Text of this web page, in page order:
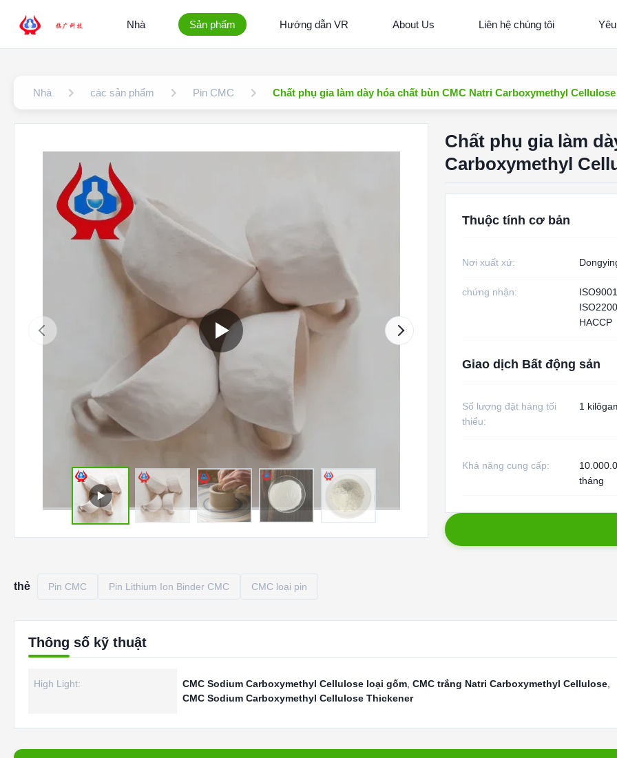
Nhà Sản phẩm Hướng dẫn VR About Us Liên hệ chúng tôi
Nhà các sản phẩm Pin CMC Chất phụ gia làm dày hóa chất bùn CMC Natri Carboxymethyl
Chất phụ gia làm
Carboxymethyl
Thuộc tính cơ bản
Nơi xuất xứ:
chứng nhận:
HACCP
Giao dịch Bất động sản
Số lượng đặt hàng tối
thiểu:
1
Khả năng cung cấp:
tháng
thẻ Pin CMC Pin Lithium Ion Binder CMC CMC loại pin
Thông số kỹ thuật
High Light: CMC Sodium Carboxymethyl Cellulose loại gốm CMC trắng Natri Carboxymethyl Cellulose
CMC Sodium Carboxymethyl Cellulose Thickener